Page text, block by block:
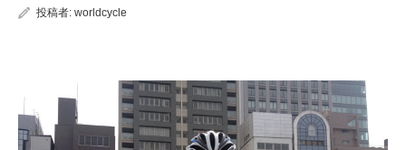
投稿者: worldcycle